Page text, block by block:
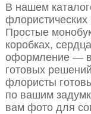
В нашем
Простые
коробках,
оформление —
готовых
флористы
по вашим
вам фото для